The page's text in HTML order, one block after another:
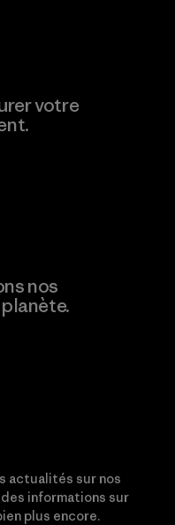
votre
nos
actualités sur nos
informations sur
plus encore.